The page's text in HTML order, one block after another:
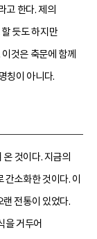
고 한다. 제의
듯도 하지만
것은 축문에 함께
칭이 아니다.
것이다. 지금의
소화한 것이다. 이
전통이 있었다.
을 거두어